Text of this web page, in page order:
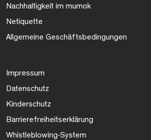
Nachhaltigkeit im mumok
Netiquette
Allgemeine Geschäftsbedingungen
Impressum
Datenschutz
Kinderschutz
Barrierefreiheitserklärung
Whistleblowing-System